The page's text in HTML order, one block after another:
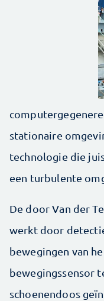
stationaire
technologie die
een turbulente
De door Van der
werkt door
bewegingen van
bewegingssensor
schoenendoos